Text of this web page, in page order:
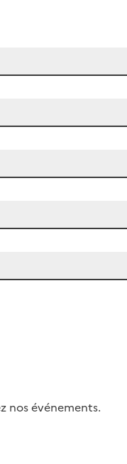
nos événements.